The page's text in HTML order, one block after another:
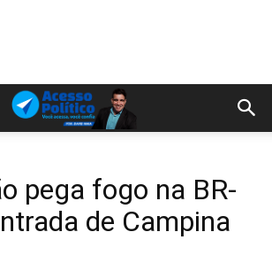
pega fogo na BR-
de Campina